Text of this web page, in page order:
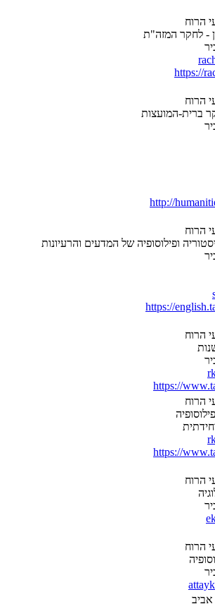
הרוח
- לחקר המזה"ת
https://
הרוח
ברית-המועצות
http://
הרוח
ופילוסופיה של המדעים והרעיונות
https://
הרוח
https://
הרוח
https://
הרוח
הרוח